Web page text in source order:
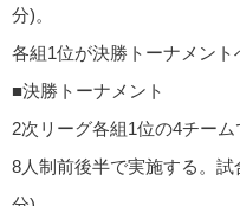
分)。
各組1位が決勝トーナメント
■決勝トーナメント
2次リーグ各組1位の4チーム
8人制前後半で実施する。